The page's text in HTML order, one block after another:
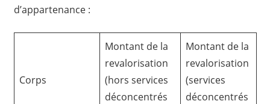
d’appartenance :
Corps
Montant de la
revalorisation
(hors services
déconcentrés
Montant de la
revalorisation
(services
déconcentrés